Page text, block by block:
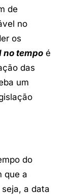
de
no
os
no tempoé
das
um
do
que a
a data